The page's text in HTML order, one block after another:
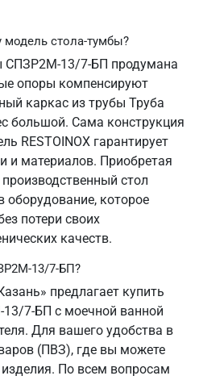
модель стола-тумбы?
СПЗР2М-13/7-БП продумана
опоры компенсируют
каркас из трубы Труба
большой. Сама конструкция
RESTOINOX гарантирует
и материалов. Приобретая
стол
оборудование, которое
потери своих
качеств.
13/7-БП?
предлагает купить
7-БП с моечной ванной
Для вашего удобства в
(ПВЗ), где вы можете
По всем вопросам